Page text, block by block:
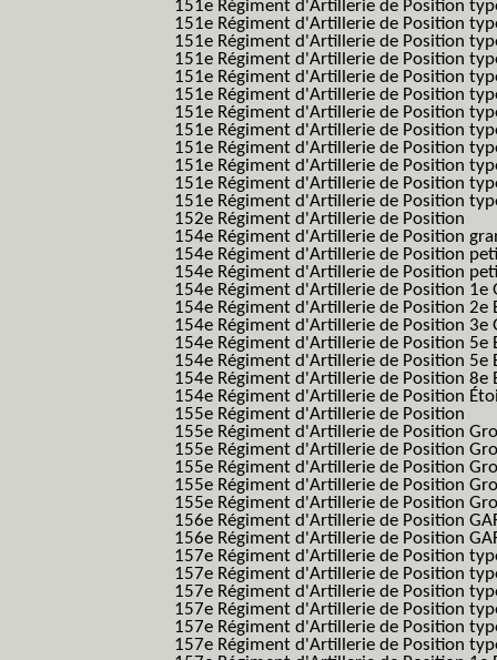
151e Régiment d'Artillerie de Position
151e Régiment d'Artillerie de Position
151e Régiment d'Artillerie de Position
151e Régiment d'Artillerie de Position
151e Régiment d'Artillerie de Position
151e Régiment d'Artillerie de Position
151e Régiment d'Artillerie de Position
151e Régiment d'Artillerie de Position
151e Régiment d'Artillerie de Position
151e Régiment d'Artillerie de Position
151e Régiment d'Artillerie de Position
151e Régiment d'Artillerie de Position
152e Régiment d'Artillerie de Position
154e Régiment d'Artillerie de Position
154e Régiment d'Artillerie de Position
154e Régiment d'Artillerie de Position
154e Régiment d'Artillerie de Position 1e
154e Régiment d'Artillerie de Position 2e
154e Régiment d'Artillerie de Position 3e
154e Régiment d'Artillerie de Position 5e
154e Régiment d'Artillerie de Position 5e
154e Régiment d'Artillerie de Position 8e
154e Régiment d'Artillerie de Position
155e Régiment d'Artillerie de Position
155e Régiment d'Artillerie de Position
155e Régiment d'Artillerie de Position
155e Régiment d'Artillerie de Position
155e Régiment d'Artillerie de Position
155e Régiment d'Artillerie de Position
156e Régiment d'Artillerie de Position
156e Régiment d'Artillerie de Position
157e Régiment d'Artillerie de Position
157e Régiment d'Artillerie de Position
157e Régiment d'Artillerie de Position
157e Régiment d'Artillerie de Position
157e Régiment d'Artillerie de Position
157e Régiment d'Artillerie de Position